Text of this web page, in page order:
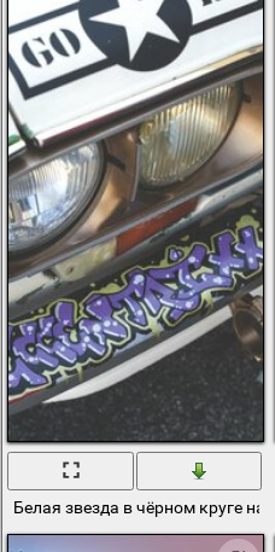
Белая звезда в чёрном круге